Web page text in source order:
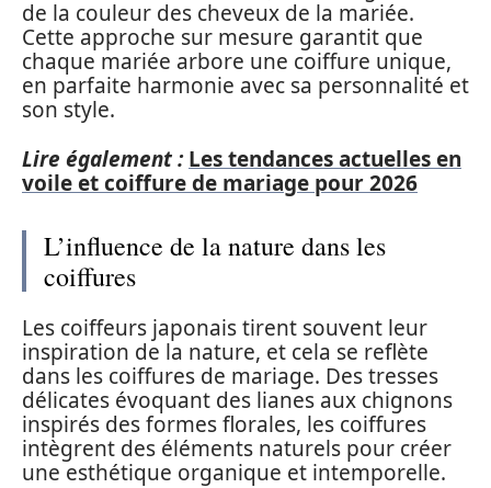
de la couleur des cheveux de la mariée.
Cette approche sur mesure garantit que
chaque mariée arbore une coiffure unique,
en parfaite harmonie avec sa personnalité et
son style.
Lire également : Les tendances actuelles en
voile et coiffure de mariage pour 2026
L’influence de la nature dans les
coiffures
Les coiffeurs japonais tirent souvent leur
inspiration de la nature, et cela se reflète
dans les coiffures de mariage. Des tresses
délicates évoquant des lianes aux chignons
inspirés des formes florales, les coiffures
intègrent des éléments naturels pour créer
une esthétique organique et intemporelle.